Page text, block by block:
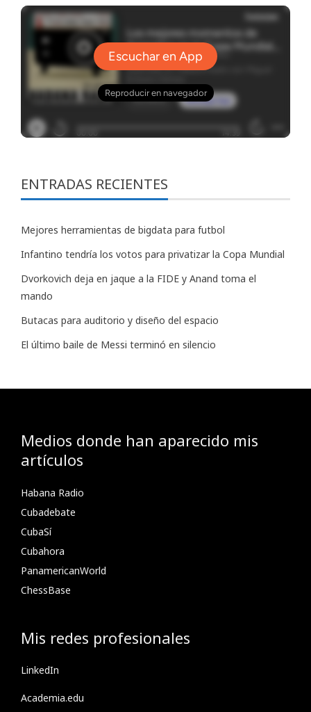
ENTRADAS RECIENTES
Mejores herramientas de bigdata para futbol
Infantino tendría los votos para privatizar la Copa Mundial
Dvorkovich deja en jaque a la FIDE y Anand toma el
mando
Butacas para auditorio y diseño del espacio
El último baile de Messi terminó en silencio
Medios donde han aparecido mis
artículos
Habana Radio
Cubadebate
CubaSí
Cubahora
PanamericanWorld
ChessBase
Mis redes profesionales
LinkedIn
Academia.edu